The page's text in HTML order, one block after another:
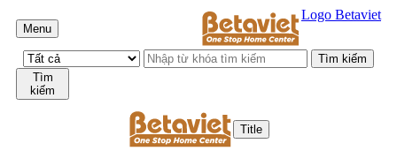
Menu
Logo Betaviet
Tìm
kiếm
Title